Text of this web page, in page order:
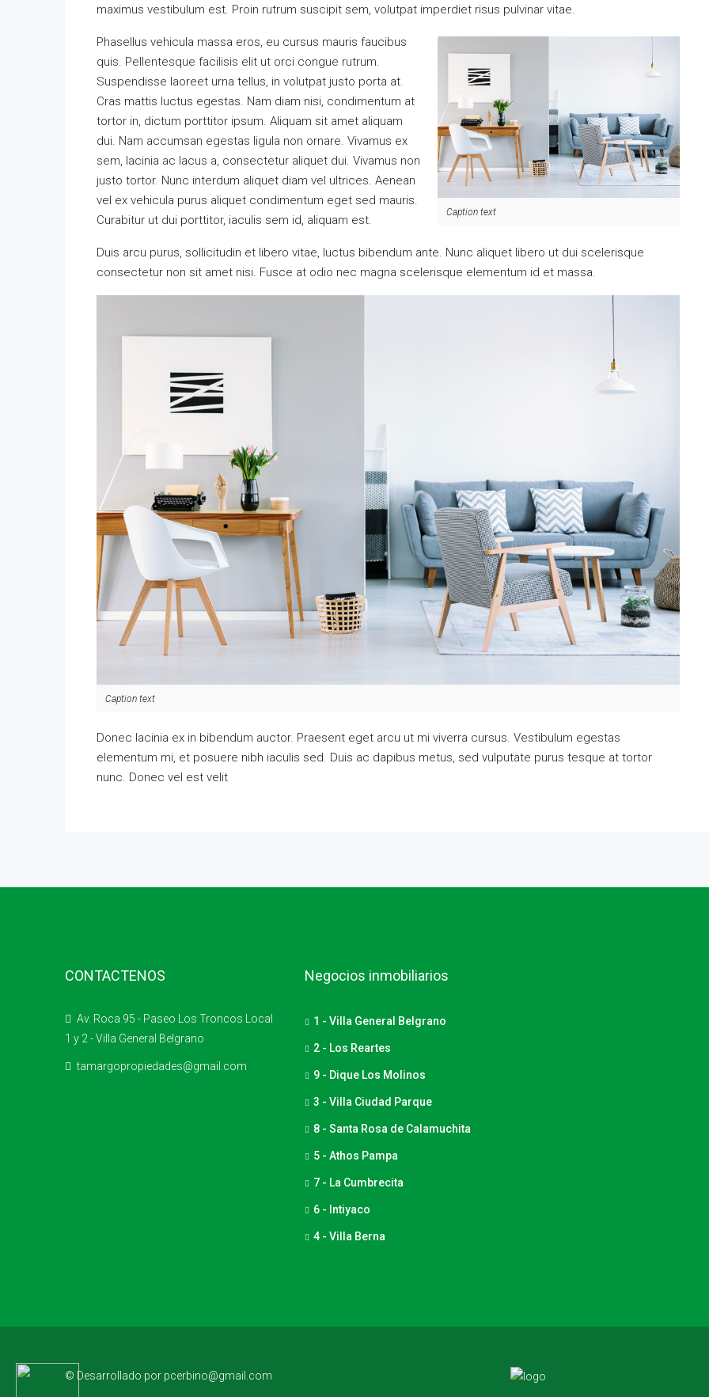
maximus vestibulum est. Proin rutrum suscipit sem, volutpat imperdiet risus pulvinar vitae.
Caption text
Phasellus vehicula massa eros, eu cursus mauris faucibus
quis. Pellentesque facilisis elit ut orci congue rutrum.
Suspendisse laoreet urna tellus, in volutpat justo porta at.
Cras mattis luctus egestas. Nam diam nisi, condimentum at
tortor in, dictum porttitor ipsum. Aliquam sit amet aliquam
dui. Nam accumsan egestas ligula non ornare. Vivamus ex
sem, lacinia ac lacus a, consectetur aliquet dui. Vivamus non
justo tortor. Nunc interdum aliquet diam vel ultrices. Aenean
vel ex vehicula purus aliquet condimentum eget sed mauris.
Curabitur ut dui porttitor, iaculis sem id, aliquam est.
Duis arcu purus, sollicitudin et libero vitae, luctus bibendum ante. Nunc aliquet libero ut dui scelerisque
consectetur non sit amet nisi. Fusce at odio nec magna scelerisque elementum id et massa.
Caption text
Donec lacinia ex in bibendum auctor. Praesent eget arcu ut mi viverra cursus. Vestibulum egestas
elementum mi, et posuere nibh iaculis sed. Duis ac dapibus metus, sed vulputate purus tesque at tortor
nunc. Donec vel est velit
CONTACTENOS
Av. Roca 95 - Paseo Los Troncos Local
1 y 2 - Villa General Belgrano
tamargopropiedades@gmail.com
Negocios inmobiliarios
1 - Villa General Belgrano
2 - Los Reartes
9 - Dique Los Molinos
3 - Villa Ciudad Parque
8 - Santa Rosa de Calamuchita
5 - Athos Pampa
7 - La Cumbrecita
6 - Intiyaco
4 - Villa Berna
© Desarrollado por pcerbino@gmail.com